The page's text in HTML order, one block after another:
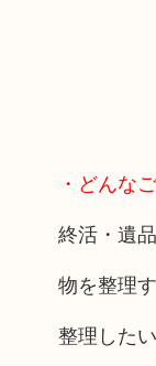
・どんな
終活・遺
物を整理
整理した